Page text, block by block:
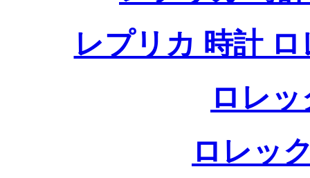
レプリカ 時計
ロレ
ロレッ